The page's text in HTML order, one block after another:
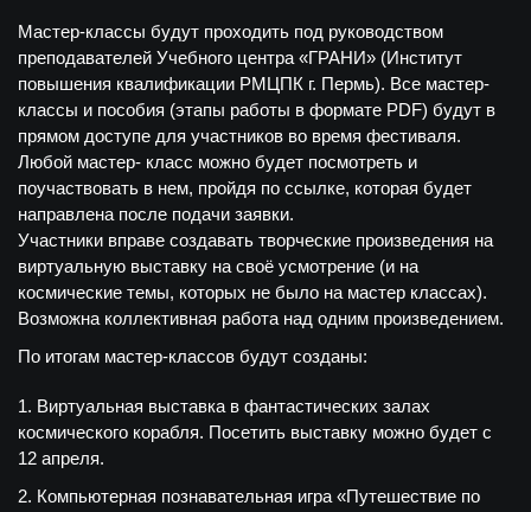
Мастер-классы будут проходить под руководством
преподавателей Учебного центра «ГРАНИ» (Институт
повышения квалификации РМЦПК г. Пермь). Все мастер-
классы и пособия (этапы работы в формате PDF) будут в
прямом доступе для участников во время фестиваля.
Любой мастер- класс можно будет посмотреть и
поучаствовать в нем, пройдя по ссылке, которая будет
направлена после подачи заявки.
Участники вправе создавать творческие произведения на
виртуальную выставку на своё усмотрение (и на
космические темы, которых не было на мастер классах).
Возможна коллективная работа над одним произведением.
По итогам мастер-классов будут созданы:
Виртуальная выставка в фантастических залах
космического корабля. Посетить выставку можно будет с
12 апреля.
Компьютерная познавательная игра «Путешествие по